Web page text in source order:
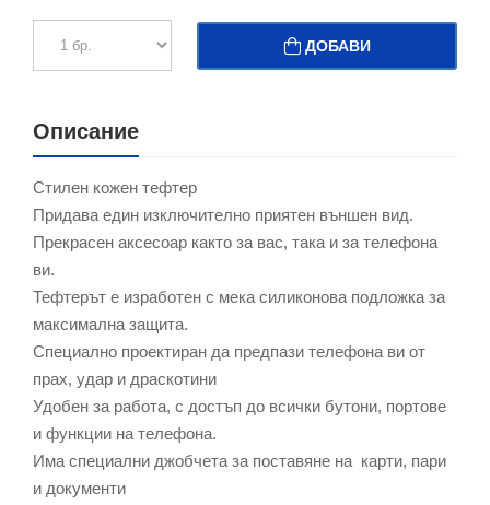
ДОБАВИ
Описание
Стилен кожен тефтер
Придава един изключително приятен външен вид.
Прекрасен аксесоар както за вас, така и за телефона
ви.
Тефтерът е изработен с мека силиконова подложка за
максимална защита.
Специално проектиран да предпази телефона ви от
прах, удар и драскотини
Удобен за работа, с достъп до всички бутони, портове
и функции на телефона.
Има специални джобчета за поставяне на карти, пари
и документи